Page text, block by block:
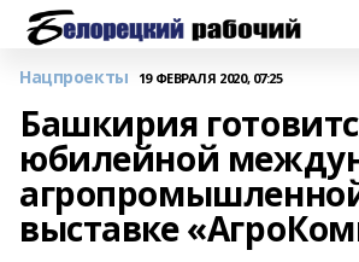
Нацпроекты 19 ФЕВРАЛЯ 2020, 07:25
Башкирия
юбилейной
выставке